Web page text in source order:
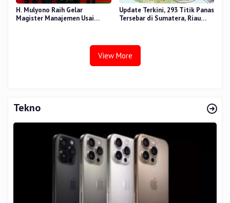
H. Mulyono Raih Gelar
Magister Manajemen Usai
Update Terkini, 293 Titik Panas
Tersebar di Sumatera, Riau
View More
Tekno